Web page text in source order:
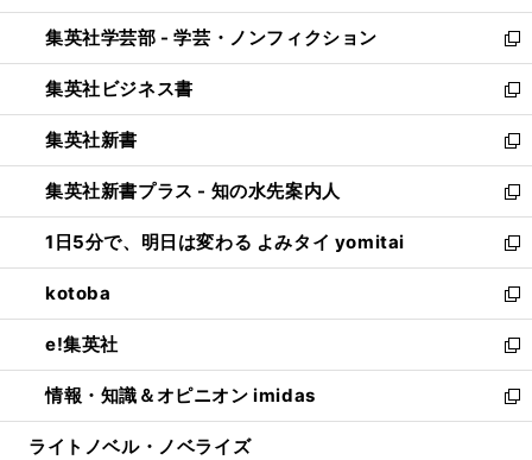
開
く
ウ
で
開
く
ン
ド
ウ
で
開
く
ウ
ィ
ン
ド
ウ
で
開
く
集英社学芸部 - 学芸・ノンフィクション
新
し
い
ウ
ィ
ン
ド
ウ
で
開
く
集英社ビジネス書
新
し
い
ウ
ィ
ン
ド
ウ
で
開
く
集英社新書
新
し
い
ウ
ィ
ン
ド
ウ
で
開
く
集英社新書プラス - 知の水先案内人
新
し
い
ウ
ィ
ン
ド
ウ
で
開
1日5分で、明日は変わる よみタイ yomitai
新
し
い
ウ
ィ
ン
ド
ウ
kotoba
新
し
い
ウ
ィ
ン
e!集英社
新
し
い
ウ
情報・知識＆オピニオン imidas
新
し
ライトノベル・ノベライズ